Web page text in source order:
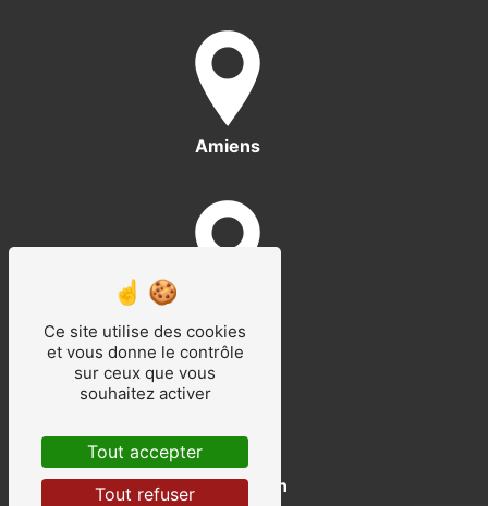
Amiens
Saint-Quentin
Ce site utilise des cookies
et vous donne le contrôle
sur ceux que vous
souhaitez activer
Tout accepter
Tout refuser